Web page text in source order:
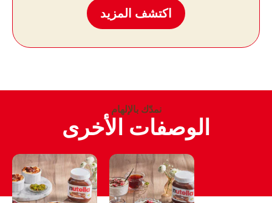
اكتشف المزيد
نمدّك بالإلهام
الوصفات الأخرى